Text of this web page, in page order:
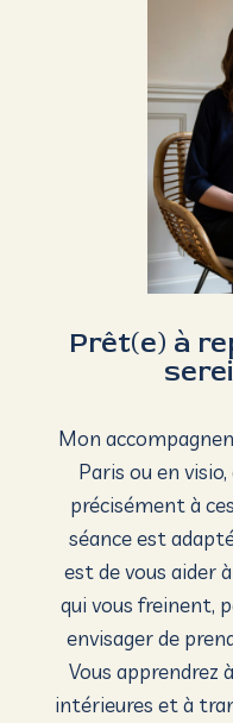
Prêt(e) à
Mon
Paris ou en
précisément à
séance est
est de vous aider
qui vous freinent,
envisager de
Vous apprendrez
intérieures et à